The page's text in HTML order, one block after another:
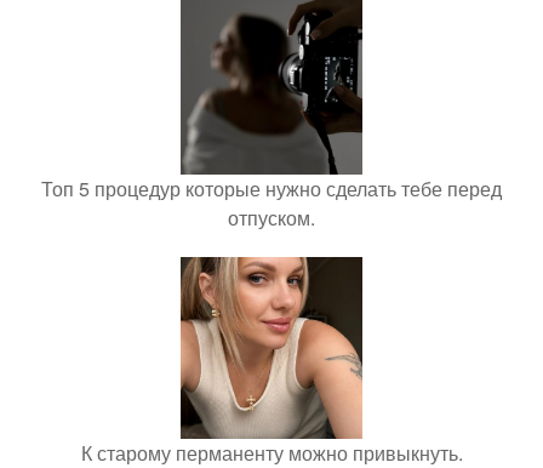
Топ 5 процедур которые нужно сделать тебе перед
отпуском.
К старому перманенту можно привыкнуть.